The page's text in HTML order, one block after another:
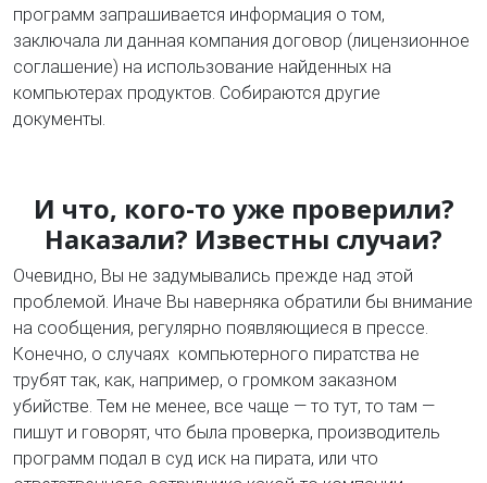
программ запрашивается информация о том,
заключала ли данная компания договор (лицензионное
соглашение) на использование найденных на
компьютерах продуктов. Собираются другие
документы.
И что, кого-то уже проверили?
Наказали? Известны случаи?
Очевидно, Вы не задумывались прежде над этой
проблемой. Иначе Вы наверняка обратили бы внимание
на сообщения, регулярно появляющиеся в прессе.
Конечно, о случаях компьютерного пиратства не
трубят так, как, например, о громком заказном
убийстве. Тем не менее, все чаще — то тут, то там —
пишут и говорят, что была проверка, производитель
программ подал в суд иск на пирата, или что